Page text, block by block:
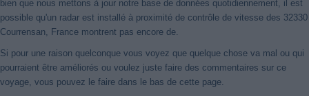
bien que nous mettons à jour notre base de données quotidiennement, il est
possible qu'un radar est installé à proximité de contrôle de vitesse des 32330
Courrensan, France montrent pas encore de.
Si pour une raison quelconque vous voyez que quelque chose va mal ou qui
pourraient être améliorés ou voulez juste faire des commentaires sur ce
voyage, vous pouvez le faire dans le bas de cette page.